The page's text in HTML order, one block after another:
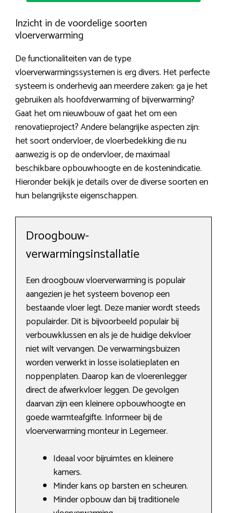
Inzicht in de voordelige soorten
vloerverwarming
De functionaliteiten van de type
vloerverwarmingssystemen is erg divers. Het perfecte
systeem is onderhevig aan meerdere zaken: ga je het
gebruiken als hoofdverwarming of bijverwarming?
Gaat het om nieuwbouw of gaat het om een
renovatieproject? Andere belangrijke aspecten zijn:
het soort ondervloer, de vloerbedekking die nu
aanwezig is op de ondervloer, de maximaal
beschikbare opbouwhoogte en de kostenindicatie.
Hieronder bekijk je details over de diverse soorten en
hun belangrijkste eigenschappen.
Droogbouw-
verwarmingsinstallatie
Een droogbouw vloerverwarming is populair
aangezien je het systeem bovenop een
bestaande vloer legt. Deze manier wordt steeds
populairder. Dit is bijvoorbeeld populair bij
verbouwklussen en als je de huidige dekvloer
niet wilt vervangen. De verwarmingsbuizen
worden verwerkt in losse isolatieplaten en
noppenplaten. Daarop kan de vloerenlegger
direct de afwerkvloer leggen. De gevolgen
daarvan zijn een kleinere opbouwhoogte en
goede warmteafgifte. Informeer bij de
vloerverwarming monteur in Legemeer.
Ideaal voor bijruimtes en kleinere
kamers.
Minder kans op barsten en scheuren.
Minder opbouw dan bij traditionele